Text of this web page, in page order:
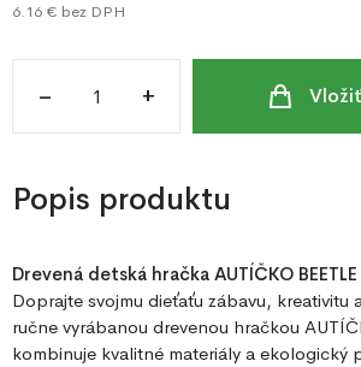
6.16 € bez DPH
– +
Popis produktu
Drevená detská hračka AUTÍČKO
Doprajte svojmu dieťaťu zábavu, kreativitu
ručne vyrábanou drevenou hračkou
kombinuje kvalitné materiály a ekologický